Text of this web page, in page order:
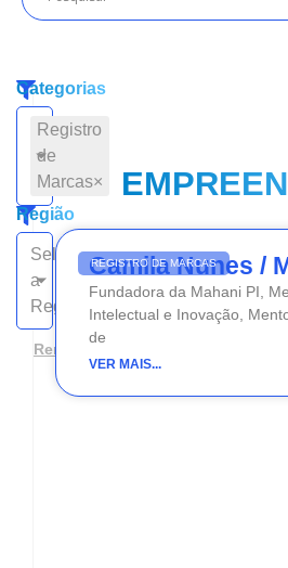
Categorias
Registro
de
Marcas×
Região
Selecione
a
Região
Remover filtros
REGISTRO DE MARCAS
Camila Nunes /
Fundadora da Mahani PI,
Intelectual e Inovação,
de
VER MAIS...